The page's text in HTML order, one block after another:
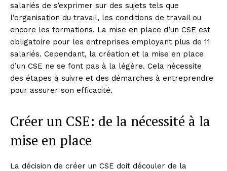
salariés de s’exprimer sur des sujets tels que
l’organisation du travail, les conditions de travail ou
encore les formations. La mise en place d’un CSE est
obligatoire pour les entreprises employant plus de 11
salariés. Cependant, la création et la mise en place
d’un CSE ne se font pas à la légère. Cela nécessite
des étapes à suivre et des démarches à entreprendre
pour assurer son efficacité.
Créer un CSE: de la nécessité à la
mise en place
La décision de créer un CSE doit découler de la